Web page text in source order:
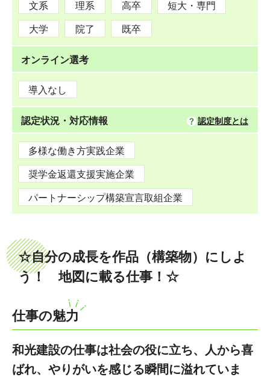
文系 理系 高卒 短大・専門
大学 院了 既卒
オンライン選考
導入なし
認定状況・対応情報 認定制度とは
多様な働き方実践企業
奨学金返還支援実施企業
パートナーシップ構築宣言取組企業
☆自分の成長を作品（構築物）にしよ
う！ 地図に載る仕事！☆
仕事の魅力
和光建設の仕事は社会の役に立ち、人から喜
ばれ、やりがいを感じる瞬間に溢れていま